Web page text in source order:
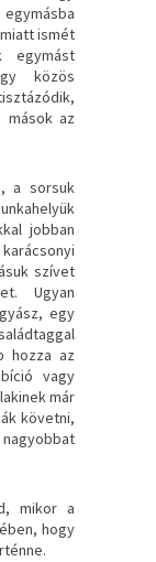
ismét
egymást
közös
mások az
a sorsuk
jobban
szívet
Ugyan
egy
hozza az
vagy
már
követni,
mikor a
hogy